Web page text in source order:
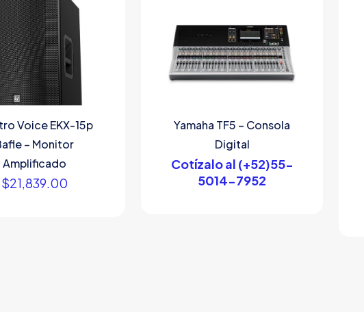
Voice EKX-15p
– Monitor
Amplificado
$21,839.00
Yamaha TF5 – Consola
Digital
Cotízalo al (+52)55-
5014-7952